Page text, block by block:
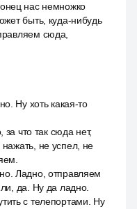
нас немножко
быть, куда-нибудь
сюда,
Ну хоть какая-то
за что так сюда нет,
не успел, не
Ладно, отправляем
да. Ну да ладно.
с телепортами. Ну